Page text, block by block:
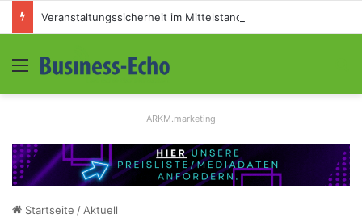
Menü
ARKM.marketing
Startseite / Aktuell